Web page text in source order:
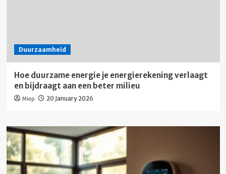
Duurzaamheid
Hoe duurzame energie je energierekening verlaagt
en bijdraagt aan een beter milieu
Miep 20 January 2026